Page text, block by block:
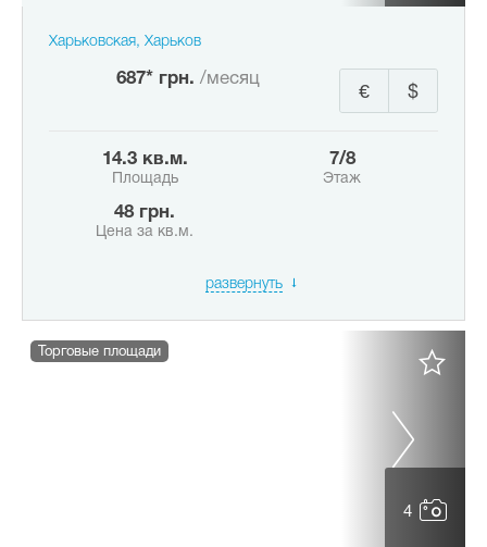
Харьковская, Харьков
687* грн. /месяц
$
€
14.3 кв.м.
Площадь
7/8
Этаж
48 грн.
Цена за кв.м.
развернуть
4
Торговые площади